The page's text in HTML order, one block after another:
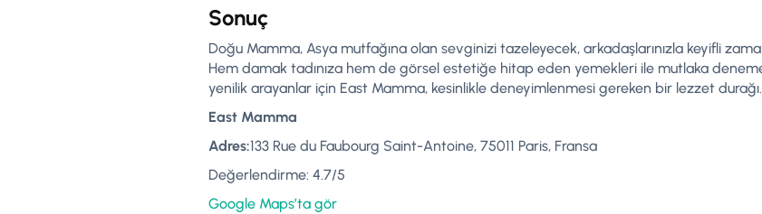
Sonuç
Doğu Mamma, Asya mutfağına olan sevginizi tazeleyecek, arkadaşlarınızla keyifli
Hem damak tadınıza hem de görsel estetiğe hitap eden yemekleri ile mutlaka
yenilik arayanlar için East Mamma, kesinlikle deneyimlenmesi gereken bir lezzet durağı.
East Mamma
Adres:133 Rue du Faubourg Saint-Antoine, 75011 Paris, Fransa
Değerlendirme: 4.7/5
Google Maps’ta gör